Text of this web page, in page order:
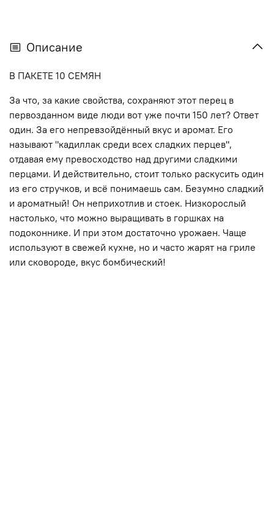
Описание
В ПАКЕТЕ 10 СЕМЯН
За что, за какие свойства, сохраняют этот перец в
первозданном виде люди вот уже почти 150 лет? Ответ
один. За его непревзойдённый вкус и аромат. Его
называют "кадиллак среди всех сладких перцев",
отдавая ему превосходство над другими сладкими
перцами. И действительно, стоит только раскусить один
из его стручков, и всё понимаешь сам. Безумно сладкий
и ароматный! Он неприхотлив и стоек. Низкорослый
настолько, что можно выращивать в горшках на
подоконнике. И при этом достаточно урожаен. Чаще
используют в свежей кухне, но и часто жарят на гриле
или сковороде, вкус бомбический!